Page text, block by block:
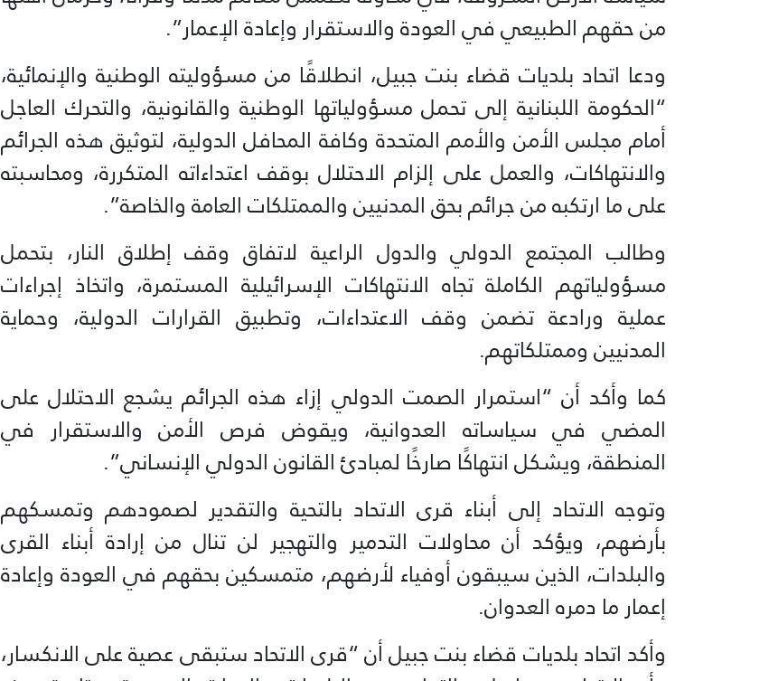
من حقهم الطبيعي في العودة والاستقرار وإعادة الإعمار”.
ودعا اتحاد بلديات قضاء بنت جبيل، انطلاقًا من مسؤوليته الوطنية والإنمائية،
“الحكومة اللبنانية إلى تحمل مسؤولياتها الوطنية والقانونية، والتحرك العاجل
أمام مجلس الأمن والأمم المتحدة وكافة المحافل الدولية، لتوثيق هذه الجرائم
والانتهاكات، والعمل على إلزام الاحتلال بوقف اعتداءاته المتكررة، ومحاسبته
على ما ارتكبه من جرائم بحق المدنيين والممتلكات العامة والخاصة”.
وطالب المجتمع الدولي والدول الراعية لاتفاق وقف إطلاق النار، بتحمل
مسؤولياتهم الكاملة تجاه الانتهاكات الإسرائيلية المستمرة، واتخاذ إجراءات
عملية ورادعة تضمن وقف الاعتداءات، وتطبيق القرارات الدولية، وحماية
المدنيين وممتلكاتهم.
كما وأكد أن “استمرار الصمت الدولي إزاء هذه الجرائم يشجع الاحتلال على
المضي في سياساته العدوانية، ويقوض فرص الأمن والاستقرار في
المنطقة، ويشكل انتهاكًا صارخًا لمبادئ القانون الدولي الإنساني”.
وتوجه الاتحاد إلى أبناء قرى الاتحاد بالتحية والتقدير لصمودهم وتمسكهم
بأرضهم، ويؤكد أن محاولات التدمير والتهجير لن تنال من إرادة أبناء القرى
والبلدات، الذين سيبقون أوفياء لأرضهم، متمسكين بحقهم في العودة وإعادة
إعمار ما دمره العدوان.
وأكد اتحاد بلديات قضاء بنت جبيل أن “قرى الاتحاد ستبقى عصية على الانكسار،